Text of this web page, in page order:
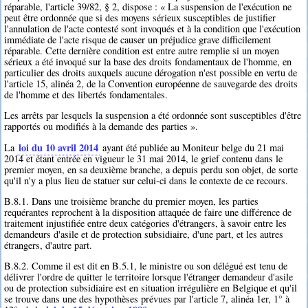
réparable, l'article 39/82, § 2, dispose : « La suspension de l'exécution ne
peut être ordonnée que si des moyens sérieux susceptibles de justifier
l'annulation de l'acte contesté sont invoqués et à la condition que l'exécution
immédiate de l'acte risque de causer un préjudice grave difficilement
réparable. Cette dernière condition est entre autre remplie si un moyen
sérieux a été invoqué sur la base des droits fondamentaux de l'homme, en
particulier des droits auxquels aucune dérogation n'est possible en vertu de
l'article 15, alinéa 2, de la Convention européenne de sauvegarde des droits
de l'homme et des libertés fondamentales.
Les arrêts par lesquels la suspension a été ordonnée sont susceptibles d'être
rapportés ou modifiés à la demande des parties ».
La loi du 10 avril 2014 ayant été publiée au Moniteur belge du 21 mai
2014 et étant entrée en vigueur le 31 mai 2014, le grief contenu dans le
premier moyen, en sa deuxième branche, a depuis perdu son objet, de sorte
qu'il n'y a plus lieu de statuer sur celui-ci dans le contexte de ce recours.
B.8.1. Dans une troisième branche du premier moyen, les parties
requérantes reprochent à la disposition attaquée de faire une différence de
traitement injustifiée entre deux catégories d'étrangers, à savoir entre les
demandeurs d'asile et de protection subsidiaire, d'une part, et les autres
étrangers, d'autre part.
B.8.2. Comme il est dit en B.5.1, le ministre ou son délégué est tenu de
délivrer l'ordre de quitter le territoire lorsque l'étranger demandeur d'asile
ou de protection subsidiaire est en situation irrégulière en Belgique et qu'il
se trouve dans une des hypothèses prévues par l'article 7, alinéa 1er, 1° à